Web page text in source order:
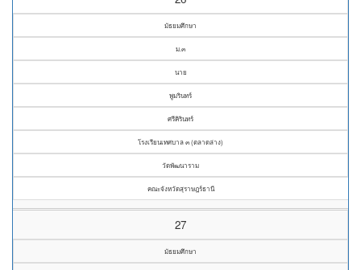
มัธยมศึกษา
ม.๓
นาย
พูมรินทร์
ศรีคิรินทร์
โรงเรียนเทศบาล ๓ (ตลาดล่าง)
วัดพัฒนาราม
คณะจังหวัดสุราษฎร์ธานี
27
มัธยมศึกษา